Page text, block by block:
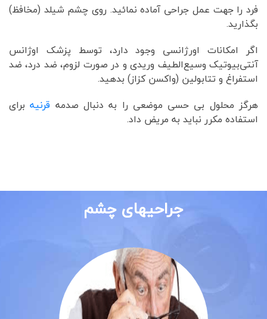
فرد را جهت عمل جراحى آماده نمائيد. روی چشم شيلد (مخافظ)
بگذاريد.
اگر امکانات اورژانسی وجود دارد، توسط پزشک اوژانس
آنتى‌بيوتيک وسيع‌الطيف وريدى و در صورت لزوم، ضد درد، ضد
استفراغ و تتابولين (واکسن کزاز) بدهيد.
هرگز محلول بی حسی موضعی را به دنبال صدمه قرنیهبرای
استفاده مکرر نباید به مریض داد.
جراحیهای چشم